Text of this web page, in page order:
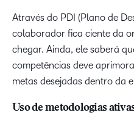
Através do PDI (Plano de
colaborador fica ciente da
chegar. Ainda, ele saberá
competências deve
metas desejadas dentro da
Uso de metodologias